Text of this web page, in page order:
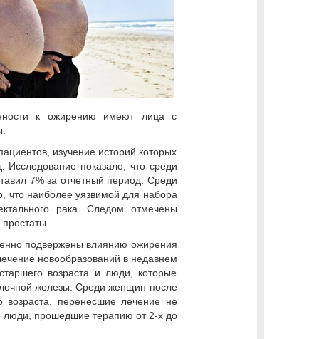
к ожирению имеют лица с
изучение историй которых
Исследование показало, что среди
7% за отчетный период. Среди
что наиболее уязвимой для набора
рака. Следом отмечены
подвержены влиянию ожирения
новообразований в недавнем
возраста и люди, которые
железы. Среди женщин после
возраста, перенесшие лечение не
люди, прошедшие терапию от 2-х до